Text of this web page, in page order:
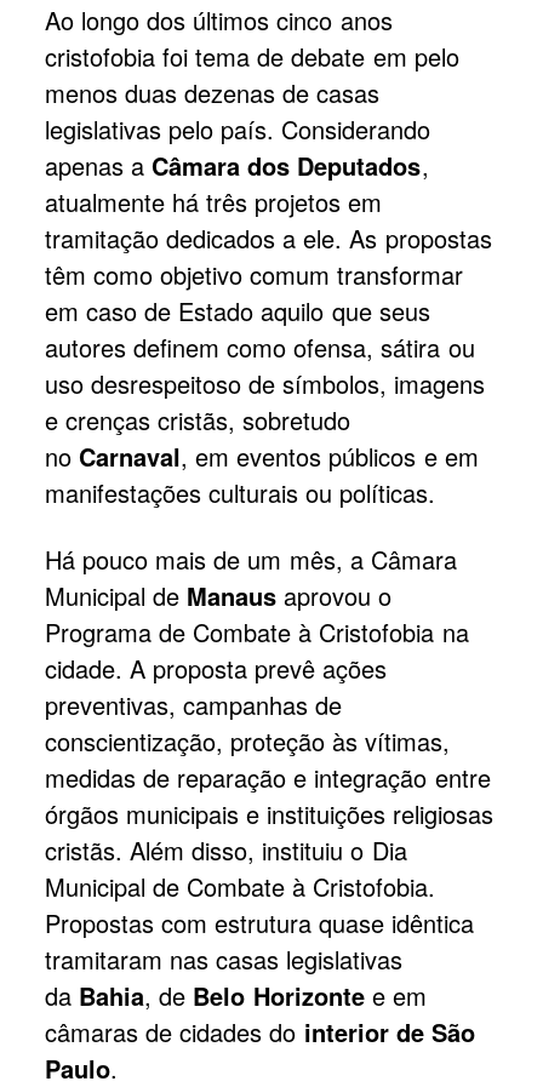
Ao longo dos últimos cinco anos
cristofobia foi tema de debate em pelo
menos duas dezenas de casas
legislativas pelo país. Considerando
apenas a Câmara dos Deputados,
atualmente há três projetos em
tramitação dedicados a ele. As propostas
têm como objetivo comum transformar
em caso de Estado aquilo que seus
autores definem como ofensa, sátira ou
uso desrespeitoso de símbolos, imagens
e crenças cristãs, sobretudo
no Carnaval, em eventos públicos e em
manifestações culturais ou políticas.
Há pouco mais de um mês, a Câmara
Municipal de Manaus aprovou o
Programa de Combate à Cristofobia na
cidade. A proposta prevê ações
preventivas, campanhas de
conscientização, proteção às vítimas,
medidas de reparação e integração entre
órgãos municipais e instituições religiosas
cristãs. Além disso, instituiu o Dia
Municipal de Combate à Cristofobia.
Propostas com estrutura quase idêntica
tramitaram nas casas legislativas
da Bahia, de Belo Horizontee em
câmaras de cidades do interior de São
Paulo.